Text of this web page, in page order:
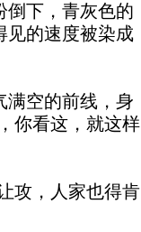
倒下，青灰色的
见的速度被染成
的前线，身
你看这，就这样
，人家也得肯